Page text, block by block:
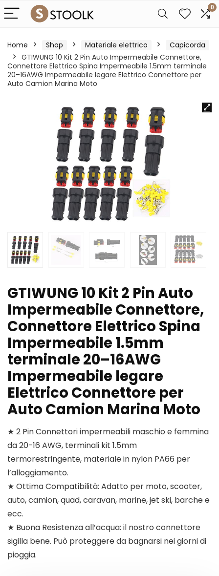
0
Home Shop Materiale elettrico
Capicorda
GTIWUNG 10 Kit 2 Pin Auto Impermeabile Connettore,
Connettore Elettrico Spina Impermeabile 1.5mm terminale
20–16AWG Impermeabile legare Elettrico Connettore per
Auto Camion Marina Moto
GTIWUNG 10 Kit 2 Pin Auto
Impermeabile Connettore,
Connettore Elettrico Spina
Impermeabile 1.5mm
terminale 20–16AWG
Impermeabile legare
Elettrico Connettore per
Auto Camion Marina Moto
★ 2 Pin Connettori impermeabili maschio e femmina
da 20-16 AWG, terminali kit 1.5mm
termorestringente, materiale in nylon PA66 per
l’alloggiamento.
★ Ottima Compatibilità: Adatto per moto, scooter,
auto, camion, quad, caravan, marine, jet ski, barche e
ecc.
★ Buona Resistenza all’acqua: il nostro connettore
sigilla bene. Può proteggere da bagnarsi nei giorni di
pioggia.